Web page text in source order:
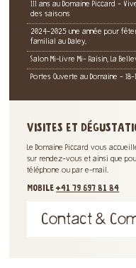
111 ans au Domaine Piccard -
des saisons
2024-2025 une année pour
familial au Daley.
Salon Mi-Livre Mi- Raisin, La
Portes Ouverte au Domaine -
VISITES ET
Le Domaine Piccard vous
sur rendez-vous et ainsi que
téléphone ou par e-mail.
MOBILE+41 79 697 81 84
Contact &